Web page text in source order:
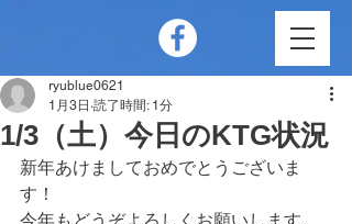
1/3（土）今日のKTG状況
ryublue0621
1月3日 読了時間: 1分
新年あけましておめでとうございま
す！